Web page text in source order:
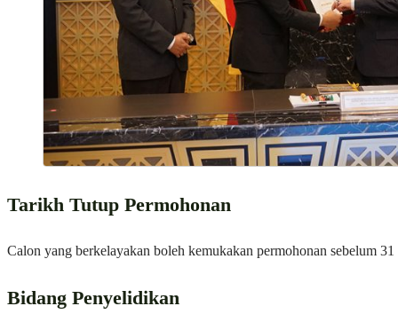
Tarikh Tutup Permohonan
Calon yang berkelayakan boleh kemukakan permohonan sebelum
Bidang Penyelidikan